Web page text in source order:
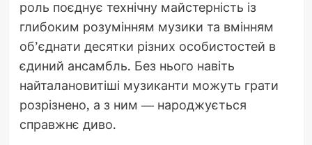
роль поєднує технічну майстерність із
глибоким розумінням музики та вмінням
об’єднати десятки різних особистостей в
єдиний ансамбль. Без нього навіть
найталановитіші музиканти можуть грати
розрізнено, а з ним — народжується
справжнє диво.